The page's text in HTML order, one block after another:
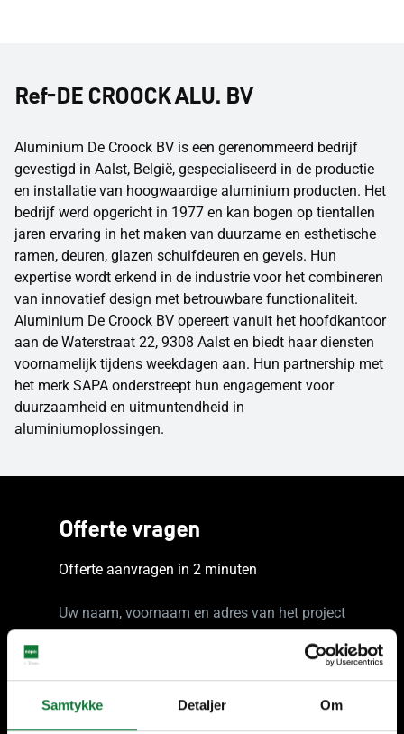
Samtykke Detaljer Om
Ref-DE CROOCK ALU. BV
Aluminium De Croock BV is een gerenommeerd bedrijf
gevestigd in Aalst, België, gespecialiseerd in de productie
en installatie van hoogwaardige aluminium producten. Het
bedrijf werd opgericht in 1977 en kan bogen op tientallen
jaren ervaring in het maken van duurzame en esthetische
ramen, deuren, glazen schuifdeuren en gevels. Hun
expertise wordt erkend in de industrie voor het combineren
van innovatief design met betrouwbare functionaliteit.
Aluminium De Croock BV opereert vanuit het hoofdkantoor
aan de Waterstraat 22, 9308 Aalst en biedt haar diensten
voornamelijk tijdens weekdagen aan. Hun partnership met
het merk SAPA onderstreept hun engagement voor
duurzaamheid en uitmuntendheid in
aluminiumoplossingen.
Offerte vragen
Offerte aanvragen in 2 minuten
Uw naam, voornaam en adres van het project